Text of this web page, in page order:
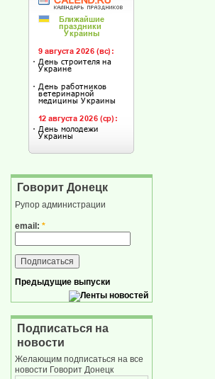
Говорит Донецк
Рупор администрации
email: *
Предыдущие выпуски
Подписаться на
новости
Желающим подписаться на все
новости Говорит Донецк